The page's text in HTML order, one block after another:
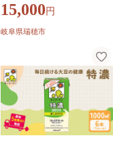
ルク豆乳 植物性ミルク 常
温豆乳 常温保存 豆乳飲み
コレステロール 健康 美容
朝食 ヘルシー豆乳 たんぱ
く質 タンパク質 蛋白質 ソ
イミルク豆乳たんぱく質
飲料健康 健康飲料 大豆豆
乳 イソフラボン 無調整豆
15,000 円
岐阜県瑞穂市